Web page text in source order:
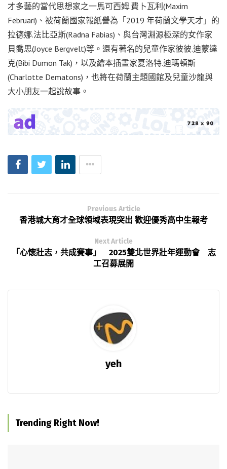
才多藝的當代思想家之一馬可西姆.費卜瓦利(Maxim
Februari)、被荷蘭國家報紙譽為「2019 年荷蘭文學天才」的
拉德娜.法比亞斯(Radna Fabias)、與台灣淵源極深的女作家
貝喬思(Joyce Bergvelt)等。還有著名的兒童作家彼彼.迪蒙達
克(Bibi Dumon Tak)，以及繪本插畫家夏洛特.迪瑪頓斯
(Charlotte Dematons)，也將在荷蘭主題國館及兒童沙龍與
大小朋友一起說故事。
Previous Article
香港城大育才全球領域表現突出 歡迎優秀高中生報考
Next Article
「心懷壯志，共成賽事」 2025雙北世界壯年運動會 志
工召募展開
yeh
Trending Right Now!